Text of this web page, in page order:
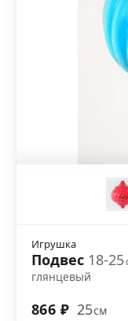
Игрушка
Подвес 18-25
глянцевый
866 ₽ 25см